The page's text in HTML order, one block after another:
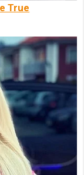
True